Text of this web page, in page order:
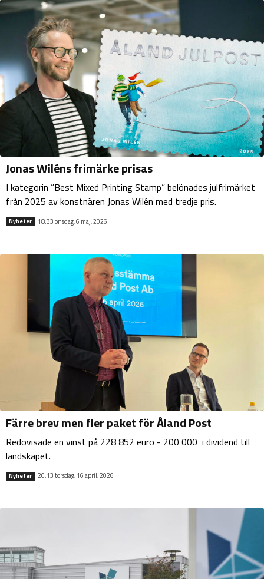
Jonas Wiléns frimärke prisas
I kategorin ”Best Mixed Printing Stamp” belönades julfrimärket
från 2025 av konstnären Jonas Wilén med tredje pris.
Nyheter 18:33 onsdag, 6 maj, 2026
Färre brev men fler paket för Åland Post
Redovisade en vinst på 228 852 euro - 200 000 i dividend till
landskapet.
Nyheter 20:13 torsdag, 16 april, 2026